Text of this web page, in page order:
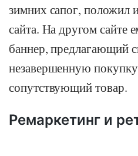
зимних сапог, положил
сайта. На другом сайте
баннер, предлагающий
незавершенную
сопутствующий товар.
Ремаркетинг и